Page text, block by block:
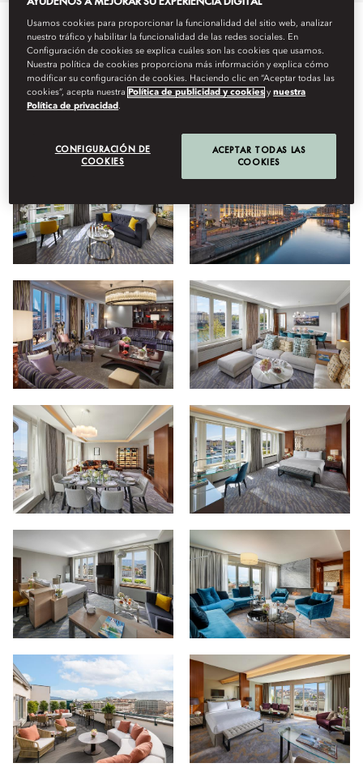
Todo Estancia Hotel Instalaciones Bienestar
Ver
Usamos cookies para proporcionar la funcionalidad del sitio web, analizar
nuestro tráfico y habilitar la funcionalidad de las redes sociales. En
Configuración de cookies se explica cuáles son las cookies que usamos.
Nuestra política de cookies proporciona más información y explica cómo
modificar su configuración de cookies. Haciendo clic en “Aceptar todas las
cookies”, acepta nuestra Política de publicidad y cookies ynuestra
Política de privacidad .
CONFIGURACIÓN DE
COOKIES
ACEPTAR TODAS LAS
COOKIES